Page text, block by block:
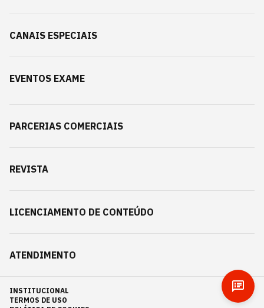
CANAIS ESPECIAIS
EVENTOS EXAME
PARCERIAS COMERCIAIS
REVISTA
LICENCIAMENTO DE CONTEÚDO
ATENDIMENTO
INSTITUCIONAL
TERMOS DE USO